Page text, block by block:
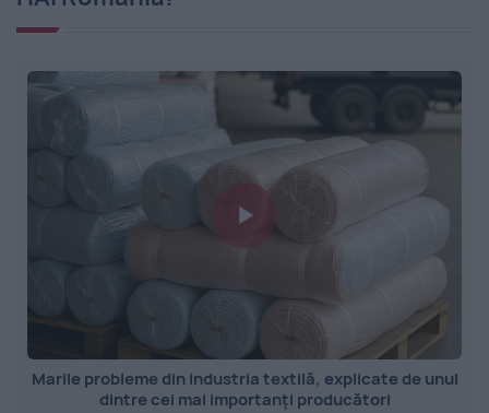
Marile probleme din industria textilă, explicate de unul
dintre cei mai importanți producători